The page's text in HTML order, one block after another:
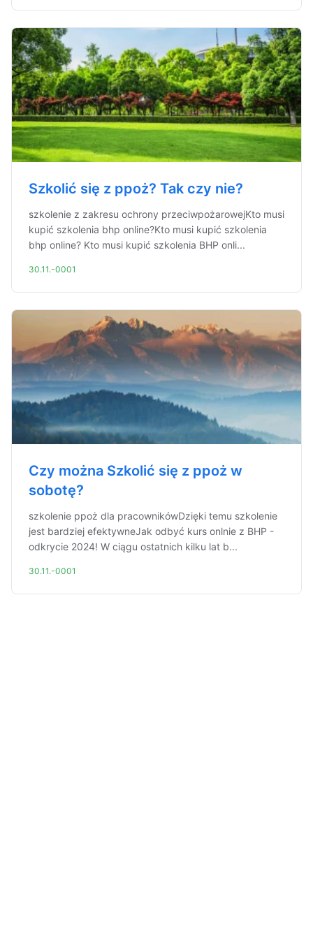
Szkolić się z ppoż? Tak czy nie?
szkolenie z zakresu ochrony przeciwpożarowejKto musi
kupić szkolenia bhp online?Kto musi kupić szkolenia
bhp online? Kto musi kupić szkolenia BHP onli...
30.11.-0001
Czy można Szkolić się z ppoż w
sobotę?
szkolenie ppoż dla pracownikówDzięki temu szkolenie
jest bardziej efektywneJak odbyć kurs onlnie z BHP -
odkrycie 2024! W ciągu ostatnich kilku lat b...
30.11.-0001